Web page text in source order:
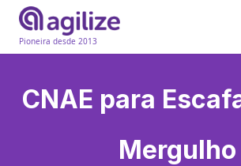
Pioneira desde 2013
CNAE para
Mergulho